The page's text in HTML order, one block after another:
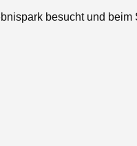
besucht und